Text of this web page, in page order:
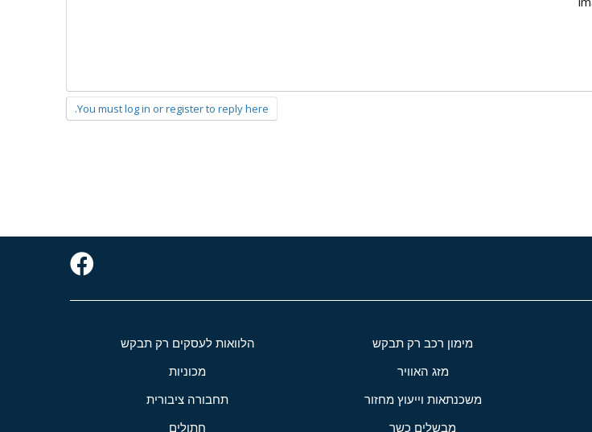
You must log in or register to reply here.
מימון רכב רק תבקש הלוואות לעסקים רק תבקש
מזג האוויר מכוניות
משכנתאות וייעוץ מחזור תחבורה ציבורית
מבשלים כשר חתולים